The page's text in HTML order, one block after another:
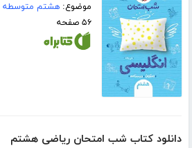
موضوع:هشتم متوسطه
۵۶ صفحه
دانلود کتاب شب امتحان ریاضی هشتم